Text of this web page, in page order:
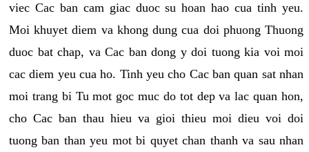
viec Cac ban cam giac duoc su hoan hao cua tinh yeu.
Moi khuyet diem va khong dung cua doi phuong Thuong
duoc bat chap, va Cac ban dong y doi tuong kia voi moi
cac diem yeu cua ho. Tinh yeu cho Cac ban quan sat nhan
moi trang bi Tu mot goc muc do tot dep va lac quan hon,
cho Cac ban thau hieu va gioi thieu moi dieu voi doi
tuong ban than yeu mot bi quyet chan thanh va sau nhan